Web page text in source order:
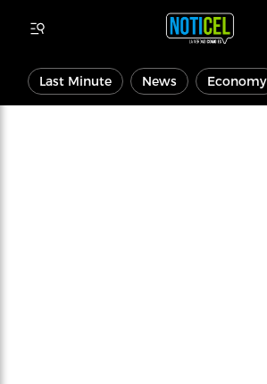
Last Minute News Economy